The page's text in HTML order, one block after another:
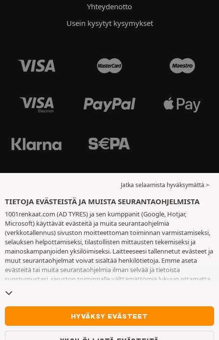
Yhteydenotto
Usein kysytyt kysymykset
Jatka selaamista hyväksymättä >
TIETOJA EVÄSTEISTÄ JA MUISTA SEURANTAOHJELMISTA
1001renkaat.com (AD TYRES) ja sen kumppanit (Google, Hotjar,
Microsoft) käyttävät evästeitä ja muita seurantaohjelmia
(verkkotallennus) sivuston moitteettoman toiminnan varmistamiseksi,
selauksen helpottamiseksi, tilastollisten mittausten tekemiseksi ja
mainoskampanjoiden yksilöimiseksi. Laitteeseesi tallennetut evästeet ja
muut seurantaohjelmat voivat sisältää henkilötietoja. Emme aseta
evästeitä tai muita seurantaohjelmia ilman selvää ja tietoista
suostumustasi, sivuston toiminnalle välttämättömiä lukuun ottamatta.
milloin tahansa
hyväksymättä evästeitä tai muita seurantaohjelmia. Hylkääminen ei ole
este palveluiden käyttämiselle AD TYRES. Lisätietoa löydät
seurantaohjelmasivulta.
HYVÄKSY EVÄSTEET